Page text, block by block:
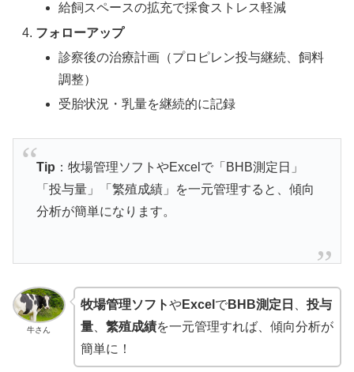
給飼スペースの拡充で採食ストレス軽減
フォローアップ
診察後の治療計画（プロピレン投与継続、飼料
調整）
受胎状況・乳量を継続的に記録
Tip ：牧場管理ソフトやExcelで「BHB測定日」
「投与量」「繁殖成績」を一元管理すると、傾向
分析が簡単になります。
牛さん
牧場管理ソフトやExcel でBHB測定日
投与
量、 繁殖成績を一元管理すれば、傾向分析が
簡単に！